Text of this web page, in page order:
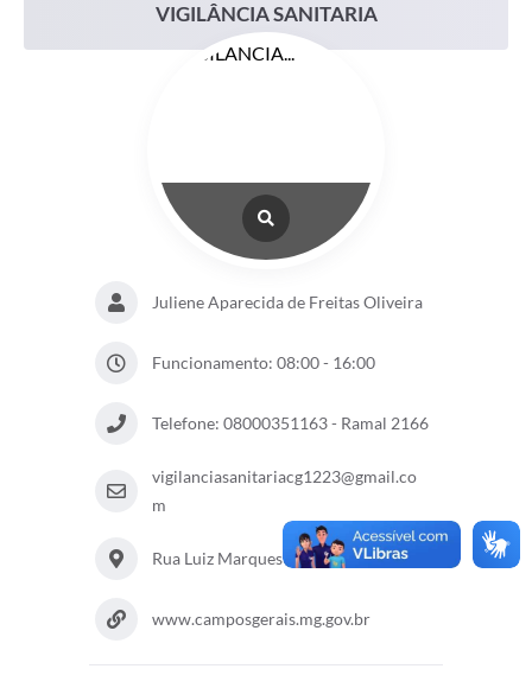
VIGILÂNCIA SANITARIA
Juliene Aparecida de Freitas Oliveira
Funcionamento: 08:00 - 16:00
Telefone: 08000351163 - Ramal 2166
vigilanciasanitariacg1223@gmail.co
m
Rua Luiz Marques Rabelo 412 Centro
www.camposgerais.mg.gov.br